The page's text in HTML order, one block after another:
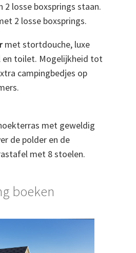
2 losse boxsprings staan.
2 losse boxsprings.
met stortdouche, luxe
toilet. Mogelijkheid tot
campingbedjes op
met geweldig
de polder en de
met 8 stoelen.
boeken